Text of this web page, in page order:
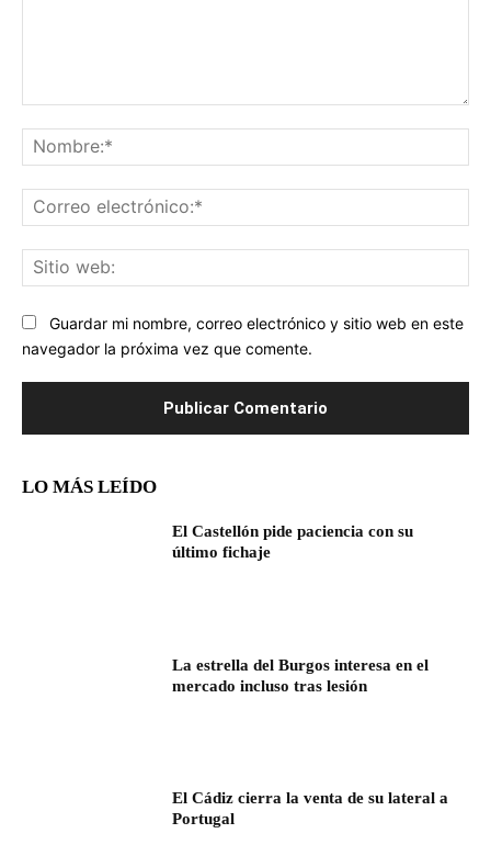
Guardar mi nombre, correo electrónico y sitio web en este
navegador la próxima vez que comente.
LO MÁS LEÍDO
El Castellón pide paciencia con su
último fichaje
La estrella del Burgos interesa en el
mercado incluso tras lesión
El Cádiz cierra la venta de su lateral a
Portugal